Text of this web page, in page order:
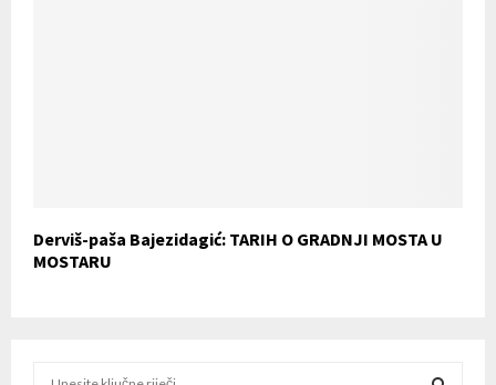
Derviš-paša Bajezidagić: TARIH O GRADNJI MOSTA U
MOSTARU